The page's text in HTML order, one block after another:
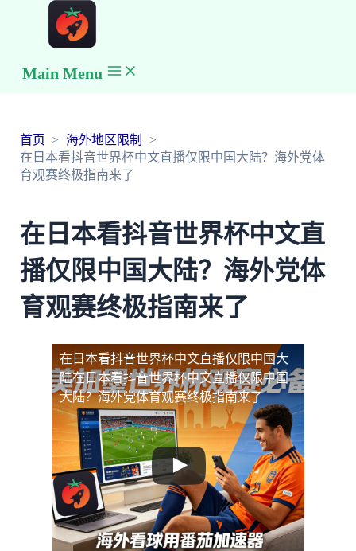
Main Menu
首页
海外地区限制
在日本看抖音世界杯中文直播仅限中国大陆？海外党体
育观赛终极指南来了
在日本看抖音世界杯中文直
播仅限中国大陆？海外党体
育观赛终极指南来了
在日本看抖音世界杯中文直播仅限中国大
陆在日本看抖音世界杯中文直播仅限中国
大陆？海外党体育观赛终极指南来了